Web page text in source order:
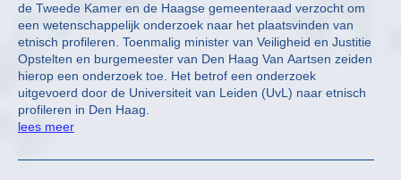
de Tweede Kamer en de Haagse gemeenteraad verzocht om
een wetenschappelijk onderzoek naar het plaatsvinden van
etnisch profileren. Toenmalig minister van Veiligheid en Justitie
Opstelten en burgemeester van Den Haag Van Aartsen zeiden
hierop een onderzoek toe. Het betrof een onderzoek
uitgevoerd door de Universiteit van Leiden (UvL) naar etnisch
profileren in Den Haag.
lees meer